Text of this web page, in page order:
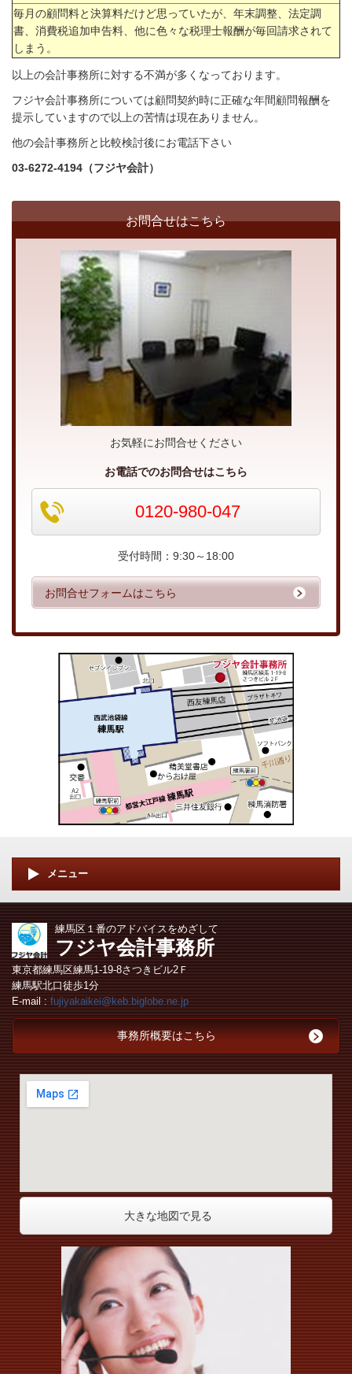
毎月の顧問料と決算料だけど思っていたが、年末調整、法定調
書、消費税追加申告料、他に色々な税理士報酬が毎回請求されて
しまう。
以上の会計事務所に対する不満が多くなっております。
フジヤ会計事務所については顧問契約時に正確な年間顧問報酬を
提示していますので以上の苦情は現在ありません。
他の会計事務所と比較検討後にお電話下さい
03-6272-4194（フジヤ会計）
お問合せはこちら
お気軽にお問合せください
お電話でのお問合せはこちら
0120-980-047
受付時間：9:30～18:00
お問合せフォームはこちら
メニュー
練馬区１番のアドバイスをめざして
フジヤ会計事務所
東京都練馬区練馬1-19-8さつきビル2Ｆ
練馬駅北口徒歩1分
E-mail : fujiyakaikei@keb.biglobe.ne.jp
事務所概要はこちら
大きな地図で見る